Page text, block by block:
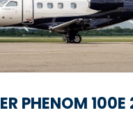
PHENOM 100E